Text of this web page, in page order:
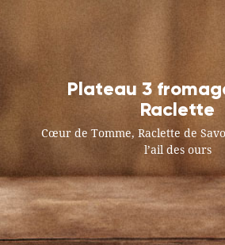
Plateau 3
Raclette
Cœur de Tomme, Raclette de
l’ail des ours